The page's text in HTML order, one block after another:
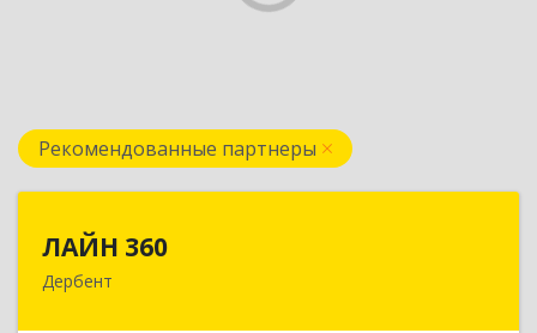
Рекомендованные партнеры
ЛАЙН 360
Дербент
368600, Дагестан Респ, Дербент г, Ю.Гагарина